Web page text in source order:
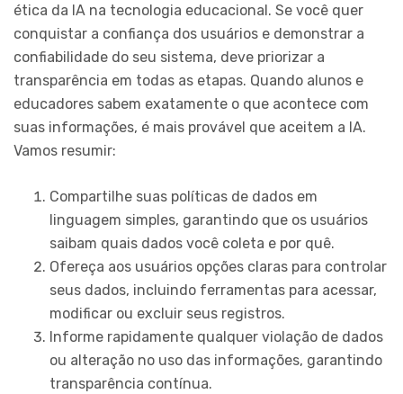
ética da IA na tecnologia educacional. Se você quer
conquistar a confiança dos usuários e demonstrar a
confiabilidade do seu sistema, deve priorizar a
transparência em todas as etapas. Quando alunos e
educadores sabem exatamente o que acontece com
suas informações, é mais provável que aceitem a IA.
Vamos resumir:
Compartilhe suas políticas de dados em
linguagem simples, garantindo que os usuários
saibam quais dados você coleta e por quê.
Ofereça aos usuários opções claras para controlar
seus dados, incluindo ferramentas para acessar,
modificar ou excluir seus registros.
Informe rapidamente qualquer violação de dados
ou alteração no uso das informações, garantindo
transparência contínua.